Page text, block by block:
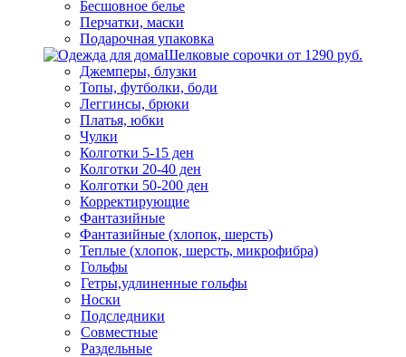
Бесшовное белье
Перчатки, маски
Подарочная упаковка
Шелковые сорочки от 1290 руб.
Джемперы, блузки
Топы, футболки, боди
Леггинсы, брюки
Платья, юбки
Чулки
Колготки 5-15 ден
Колготки 20-40 ден
Колготки 50-200 ден
Корректирующие
Фантазийные
Фантазийные (хлопок, шерсть)
Теплые (хлопок, шерсть, микрофибра)
Гольфы
Гетры,удлиненные гольфы
Носки
Подследники
Совместные
Раздельные